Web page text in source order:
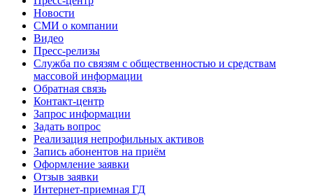
Новости
СМИ о компании
Видео
Пресс-релизы
Служба по связям с общественностью и средствам
массовой информации
Обратная связь
Контакт-центр
Запрос информации
Задать вопрос
Реализация непрофильных активов
Запись абонентов на приём
Оформление заявки
Отзыв заявки
Интернет-приемная ГД